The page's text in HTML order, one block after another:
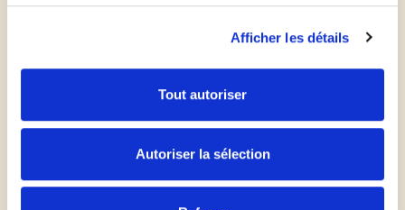
Afficher les détails
Tout autoriser
Autoriser la sélection
Disposer les boules sur une plaque de cuisson
munie de papier cuisson
Dorer ces dernières avec un jaune d'œuf